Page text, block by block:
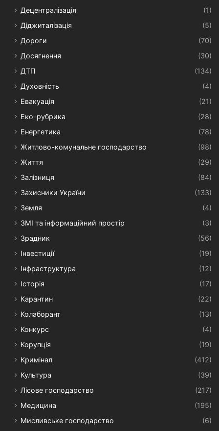
Децентралізація
(1)
Діджиталізація
(5)
Дороги
(70)
Досягнення
(30)
ДТП
(134)
Духовність
(4)
Евакуація
(21)
Еко-рубрика
(28)
Енергетика
(78)
Житлово-комунальне господарство
(98)
Життя
(29)
Залізниця
(84)
Захисники України
(133)
Земля
(4)
ЗМІ та інформаційний простір
(3)
Зрадник
(56)
Інвестиції
(19)
Інфраструктура
(12)
Історія
(17)
Карантин
(22)
Колаборант
(13)
Конкурс
(4)
Корупція
(19)
Кримінал
(412)
Культура
(39)
Лісове господарство
(217)
Медицина
(195)
Мисливське господарство
(6)